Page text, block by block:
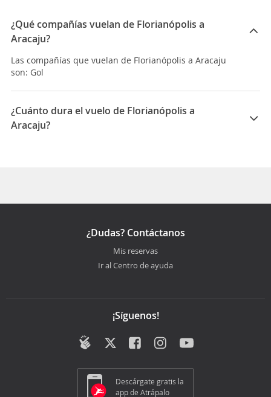
¿Qué compañías vuelan de Florianópolis a
Aracaju?
Las compañías que vuelan de Florianópolis a Aracaju
son: Gol
¿Cuánto dura el vuelo de Florianópolis a
Aracaju?
¿Dudas? Contáctanos
Mis reservas
Ir al Centro de ayuda
¡Síguenos!
Descárgate gratis la
app de Atrápalo